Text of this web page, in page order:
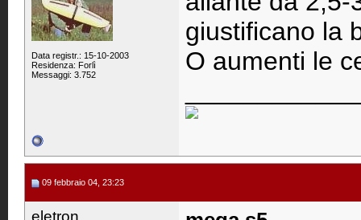
Data registr.: 15-10-2003
Residenza: Forlì
Messaggi: 3.752
giustificano la
O aumenti le
09 febbraio 04, 23:23
eletron